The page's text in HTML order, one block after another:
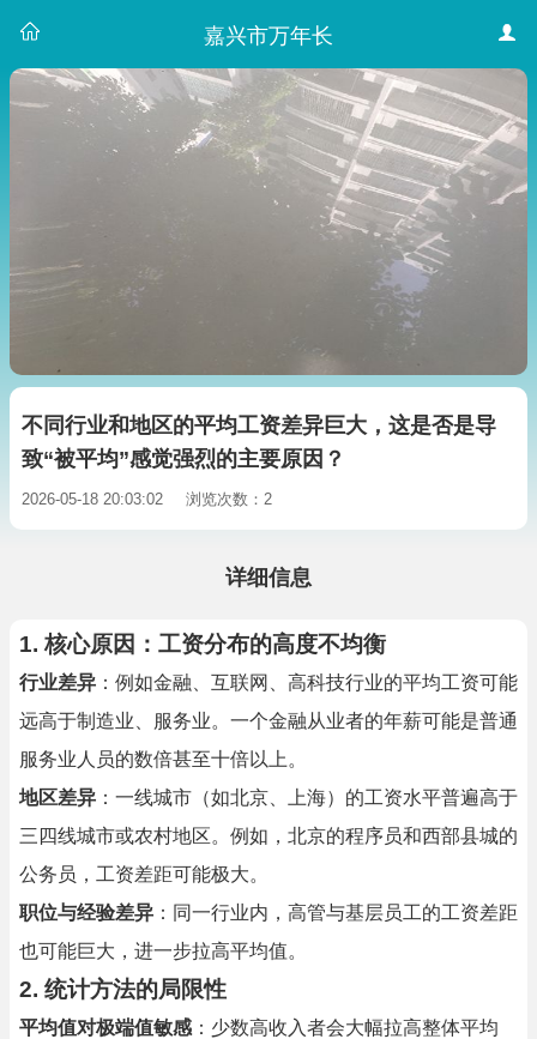
嘉兴市万年长
不同行业和地区的平均工资差异巨大，这是否是导
致“被平均”感觉强烈的主要原因？
2026-05-18 20:03:02 浏览次数：2
详细信息
1.核心原因：工资分布的高度不均衡
行业差异 ：例如金融、互联网、高科技行业的平均工资可能
远高于制造业、服务业。一个金融从业者的年薪可能是普通
服务业人员的数倍甚至十倍以上。
地区差异 ：一线城市（如北京、上海）的工资水平普遍高于
三四线城市或农村地区。例如，北京的程序员和西部县城的
公务员，工资差距可能极大。
职位与经验差异 ：同一行业内，高管与基层员工的工资差距
也可能巨大，进一步拉高平均值。
2. 统计方法的局限性
平均值对极端值敏感 ：少数高收入者会大幅拉高整体平均